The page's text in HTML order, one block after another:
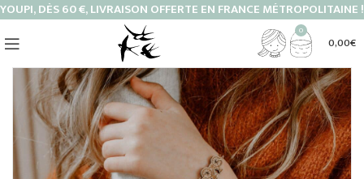
YOUPI, DÈS 60 €, LIVRAISON OFFERTE EN FRANCE MÉTROPOLITAINE !
0
0,00€